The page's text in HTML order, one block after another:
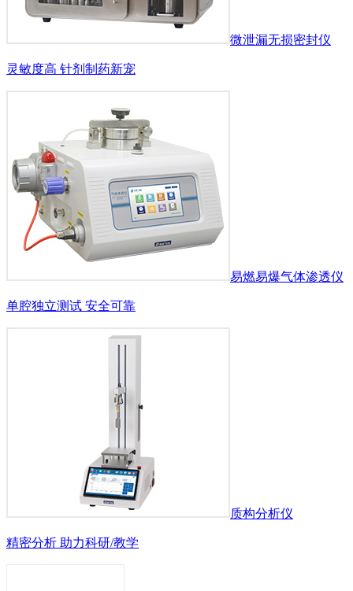
微泄漏无损密封仪
灵敏度高 针剂制药新宠
易燃易爆气体渗透仪
单腔独立测试 安全可靠
质构分析仪
精密分析 助力科研/教学